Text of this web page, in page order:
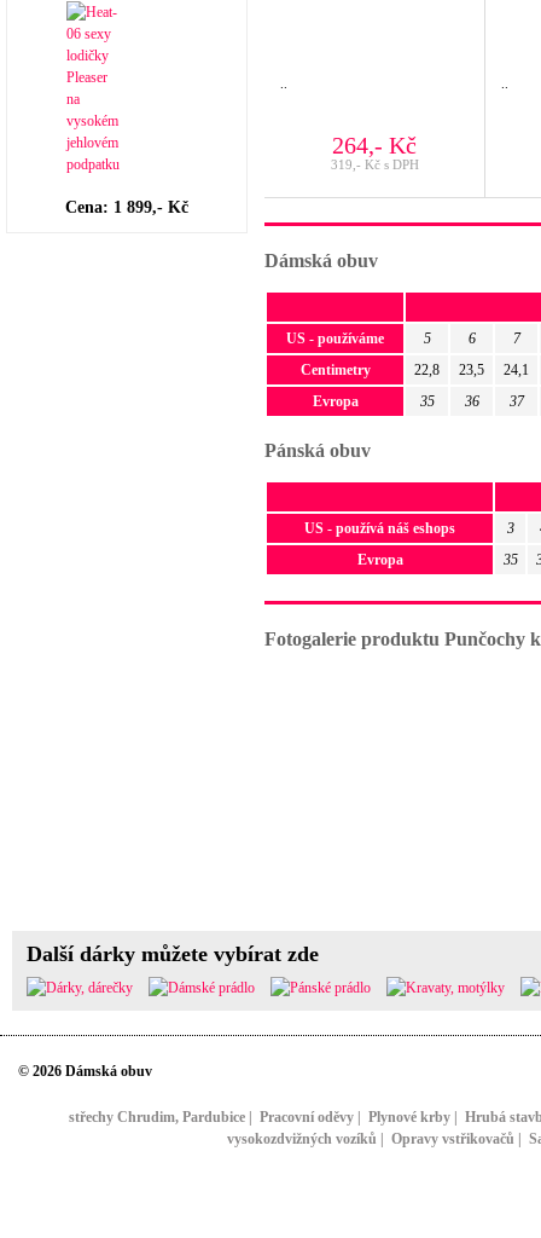
Cena: 1 899,- Kč
264,- Kč
319,- Kč s DPH
Dámská obuv
US - používáme 5 6
7
Centimetry
22,8 23,5
24,1
Evropa
35 36 37
Pánská obuv
US - používá náš eshops 3
Evropa
35
Fotogalerie produktu Punčochy k
Další dárky můžete vybírat zde
© 2026 Dámská obuv
střechy Chrudim, Pardubice| Pracovní oděvy| Plynové krby| Hrubá
vysokozdvižných vozíků
Opravy vstřikovačů